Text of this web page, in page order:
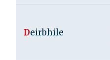
Deirbhile